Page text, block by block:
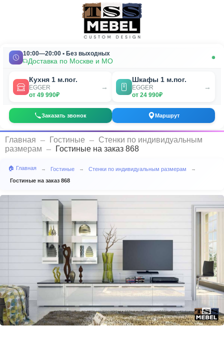
10:00—20:00 • Без выходных
Доставка по Москве и МО
Кухня 1 м.пог.
EGGER
от 49 990₽
→
Шкафы 1 м.пог.
EGGER
от 24 990₽
→
Заказать звонок Маршрут
Главная Гостиные
Стенки по индивидуальным
размерам
Гостиные на заказ 868
🏠 Главная → Гостиные → Стенки по индивидуальным размерам →
Гостиные на заказ 868